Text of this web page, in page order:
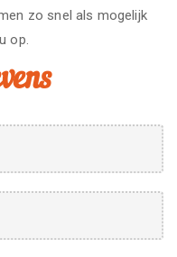
zo snel als mogelijk
op.